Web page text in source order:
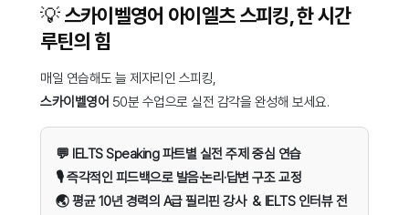
💡 스카이벨영어 아이엘츠 스피킹, 한 시간
루틴의 힘
매일 연습해도 늘 제자리인 스피킹,
스카이벨영어 50분 수업으로 실전 감각을 완성해 보세요.
💬 IELTS Speaking 파트별 실전 주제 중심 연습
🎙️ 즉각적인 피드백으로 발음·논리·답변 구조 교정
🌏 평균 10년 경력의 A급 필리핀 강사 & IELTS 인터뷰 전